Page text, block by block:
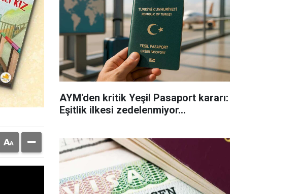
AYM'den kritik Yeşil Pasaport kararı:
Eşitlik ilkesi zedelenmiyor...